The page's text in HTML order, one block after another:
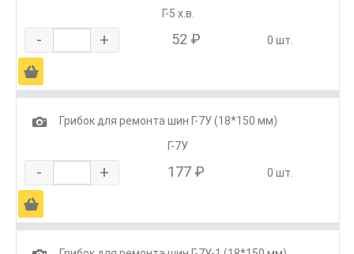
Г-5 х.в.
- + 52 ₽ 0 шт.
Ä
1
Грибок для ремонта шин Г-7У (18*150 мм)
Г-7У
- + 177 ₽ 0 шт.
Ä